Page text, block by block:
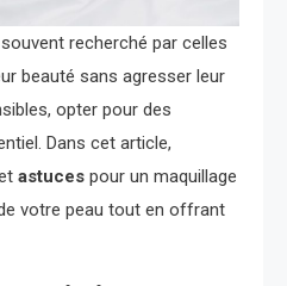
recherché par celles
beauté sans agresser leur
opter pour des
Dans cet article,
astuces pour un maquillage
votre peau tout en offrant